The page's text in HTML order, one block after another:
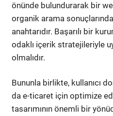
önünde bulundurarak bir
organik arama
anahtarıdır. Başarılı bir
odaklı içerik stratejileriyle
olmalıdır.
Bununla birlikte, kullanıcı
da e-ticaret için optimize
tasarımının önemli bir